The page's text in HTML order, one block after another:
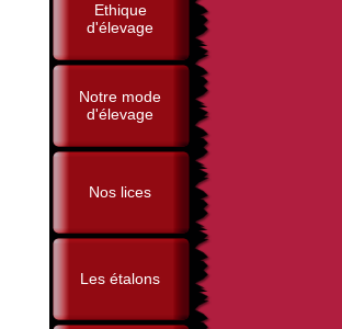
Ethique
d'élevage
Notre mode
d'élevage
Nos lices
Les étalons